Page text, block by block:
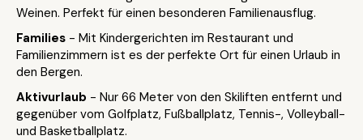
Weinen. Perfekt für einen besonderen Familienausflug.
Families - Mit Kindergerichten im Restaurant und
Familienzimmern ist es der perfekte Ort für einen Urlaub in
den Bergen.
Aktivurlaub - Nur 66 Meter von den Skiliften entfernt und
gegenüber vom Golfplatz, Fußballplatz, Tennis-, Volleyball-
und Basketballplatz.